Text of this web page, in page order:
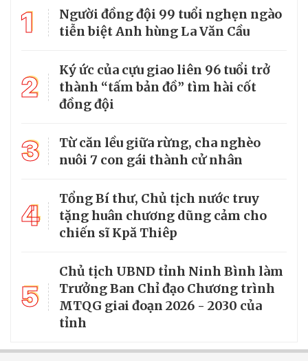
1
Người đồng đội 99 tuổi nghẹn ngào
tiễn biệt Anh hùng La Văn Cầu
2
Ký ức của cựu giao liên 96 tuổi trở
thành “tấm bản đồ” tìm hài cốt
đồng đội
3
Từ căn lều giữa rừng, cha nghèo
nuôi 7 con gái thành cử nhân
4
Tổng Bí thư, Chủ tịch nước truy
tặng huân chương dũng cảm cho
chiến sĩ Kpă Thiêp
5
Chủ tịch UBND tỉnh Ninh Bình làm
Trưởng Ban Chỉ đạo Chương trình
MTQG giai đoạn 2026 - 2030 của
tỉnh